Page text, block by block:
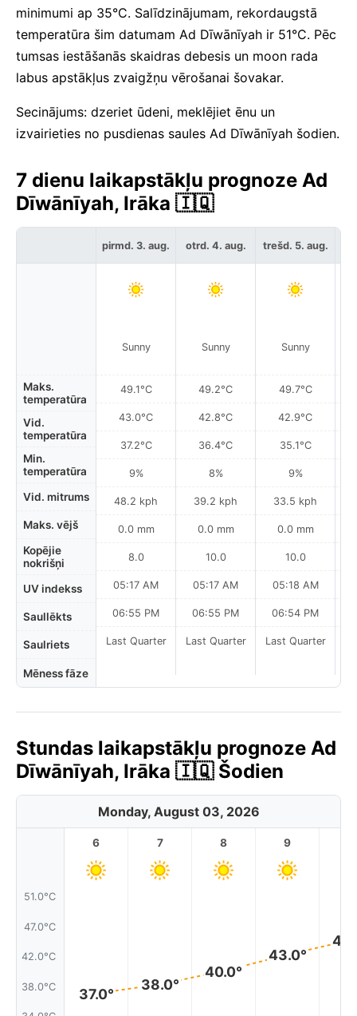
minimumi ap 35°C. Salīdzinājumam, rekordaugstā
temperatūra šim datumam Ad Dīwānīyah ir 51°C. Pēc
tumsas iestāšanās skaidras debesis un moon rada
labus apstākļus zvaigžņu vērošanai šovakar.
Secinājums: dzeriet ūdeni, meklējiet ēnu un
izvairieties no pusdienas saules Ad Dīwānīyah šodien.
7 dienu laikapstākļu prognoze Ad
Dīwānīyah, Irāka 🇮🇶
Maks.
temperatūra
Vid.
temperatūra
Min.
temperatūra
Vid. mitrums
Maks. vējš
Kopējie
nokrišņi
UV indekss
Saullēkts
Saulriets
Mēness fāze
pirmd. 3. aug.
Sunny
49.1°C
43.0°C
37.2°C
9%
48.2 kph
0.0 mm
8.0
05:17 AM
06:55 PM
Last Quarter
otrd. 4. aug.
Sunny
49.2°C
42.8°C
36.4°C
8%
39.2 kph
0.0 mm
10.0
05:17 AM
06:55 PM
Last Quarter
trešd. 5. aug.
Sunny
49.7°C
42.9°C
35.1°C
9%
33.5 kph
0.0 mm
10.0
05:18 AM
06:54 PM
Last Quarter
Stundas laikapstākļu prognoze Ad
Dīwānīyah, Irāka 🇮🇶 Šodien
Monday, August 03, 2026
51.0°C
47.0°C
42.0°C
38.0°C
6
37.0°
7
38.0°
8
40.0°
9
43.0°